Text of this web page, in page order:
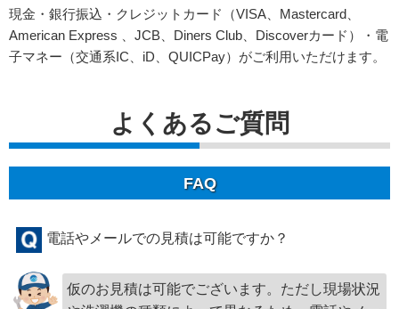
現金・銀行振込・クレジットカード（VISA、Mastercard、
American Express 、JCB、Diners Club、Discoverカード）・電
子マネー（交通系IC、iD、QUICPay）がご利用いただけます。
よくあるご質問
FAQ
電話やメールでの見積は可能ですか？
仮のお見積は可能でございます。ただし現場状況